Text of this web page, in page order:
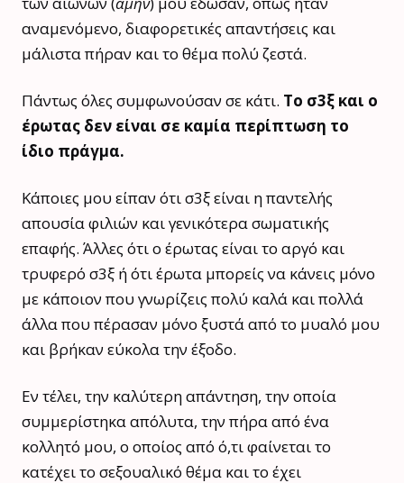
αναμενόμενο, διαφορετικές απαντήσεις και
μάλιστα πήραν και το θέμα πολύ ζεστά.
Πάντως όλες συμφωνούσαν σε κάτι. Το σ3ξ και ο
έρωτας δεν είναι σε καμία περίπτωση το
ίδιο πράγμα.
Κάποιες μου είπαν ότι σ3ξ είναι η παντελής
απουσία φιλιών και γενικότερα σωματικής
επαφής. Άλλες ότι ο έρωτας είναι το αργό και
τρυφερό σ3ξ ή ότι έρωτα μπορείς να κάνεις μόνο
με κάποιον που γνωρίζεις πολύ καλά και πολλά
άλλα που πέρασαν μόνο ξυστά από το μυαλό μου
και βρήκαν εύκολα την έξοδο.
Εν τέλει, την καλύτερη απάντηση, την οποία
συμμερίστηκα απόλυτα, την πήρα από ένα
κολλητό μου, ο οποίος από ό,τι φαίνεται το
κατέχει το σεξουαλικό θέμα και το έχει